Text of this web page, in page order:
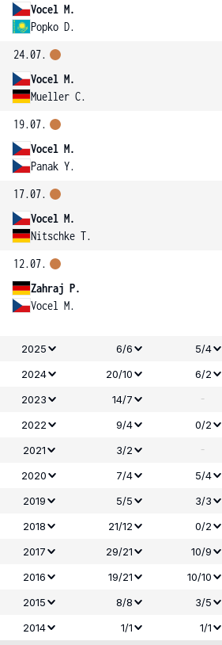
Vocel M.
Popko D.
24.07.
Vocel M.
Mueller C.
19.07.
Vocel M.
Panak Y.
17.07.
Vocel M.
Nitschke T.
12.07.
Zahraj P.
Vocel M.
2025 6/6 5/4
2024 20/10 6/2
2023
14/7 -
2022
9/4 0/2
2021
3/2 -
2020
7/4 5/4
2019
5/5 3/3
2018
21/12 0/2
2017
29/21 10/9
2016
19/21 10/10
2015
8/8 3/5
2014
1/1 1/1